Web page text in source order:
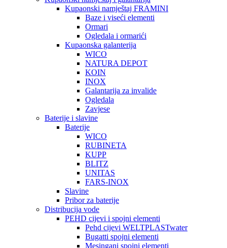
Kupaonski namještaj FRAMINI
Baze i viseći elementi
Ormari
Ogledala i ormarići
Kupaonska galanterija
WICO
NATURA DEPOT
KOIN
INOX
Galantarija za invalide
Ogledala
Zavjese
Baterije i slavine
Baterije
WICO
RUBINETA
KUPP
BLITZ
UNITAS
FARS-INOX
Slavine
Pribor za baterije
Distribucija vode
PEHD cijevi i spojni elementi
Pehd cijevi WELTPLASTwater
Bugatti spojni elementi
Mesingani spojni elementi